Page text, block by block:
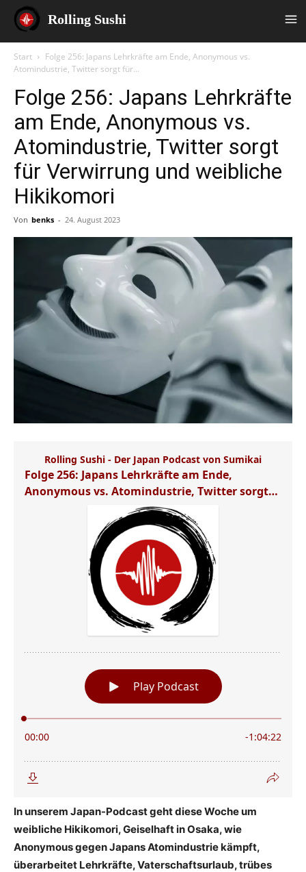
Rolling Sushi
Start
Folge 256: Japans Lehrkräfte am Ende, Anonymous vs.
Atomindustrie, Twitter sorgt für...
Folge 256: Japans Lehrkräfte
am Ende, Anonymous vs.
Atomindustrie, Twitter sorgt
für Verwirrung und weibliche
Hikikomori
Von benks - 24. August 2023
In unserem Japan-Podcast geht diese Woche um
weibliche Hikikomori, Geiselhaft in Osaka, wie
Anonymous gegen Japans Atomindustrie kämpft,
überarbeitet Lehrkräfte, Vaterschaftsurlaub, trübes